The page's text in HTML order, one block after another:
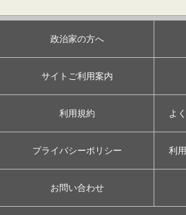
政治家の方へ
サイトご利用案内
利用規約 よ
プライバシーポリシー 利
お問い合わせ